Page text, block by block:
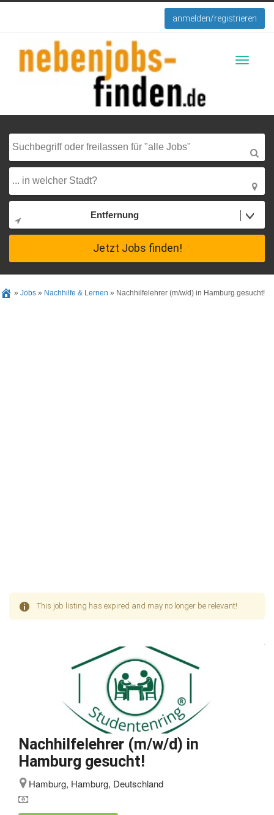
anmelden/registrieren
Entfernung
Jetzt Jobs finden!
» Jobs » Nachhilfe & Lernen » Nachhilfelehrer (m/w/d) in Hamburg gesucht!
This job listing has expired and may no longer be relevant!
Nachhilfelehrer (m/w/d) in
Hamburg gesucht!
Hamburg, Hamburg, Deutschland